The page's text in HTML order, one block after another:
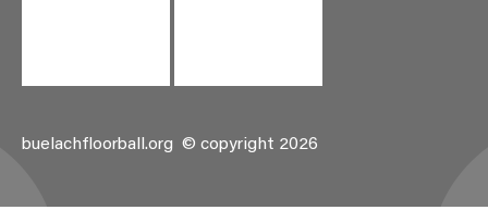
buelachfloorball.org © copyright 2026